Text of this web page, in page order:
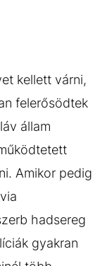
kellett várni,
felerősödtek
állam
Amikor pedig
hadsereg
gyakran